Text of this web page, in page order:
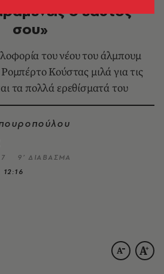
ο εαυτός
σου»
του νέου του άλμπουμ
Κούστας μιλά για τις
τα πολλά ερεθίσματά του
9’ ΔΙΑΒΑΣΜΑ